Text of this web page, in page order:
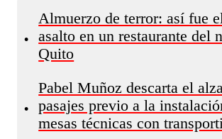
•
Almuerzo de terror: así fue
asalto en un restaurante del
Quito
•
Pabel Muñoz descarta el
pasajes previo a la
mesas técnicas con